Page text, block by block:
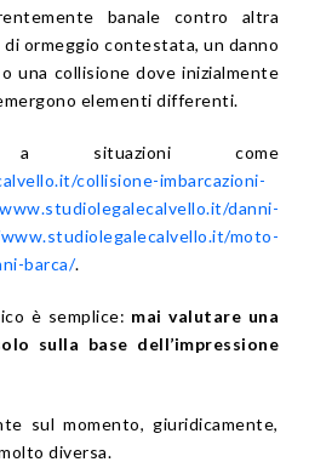
banale contro altra
di ormeggio contestata, un danno
una collisione dove inizialmente
elementi differenti.
situazioni come
collisione-imbarcazioni-
danni-
moto-
barca/.
è semplice: mai valutare una
sulla base dell’impressione
sul momento, giuridicamente,
diversa.